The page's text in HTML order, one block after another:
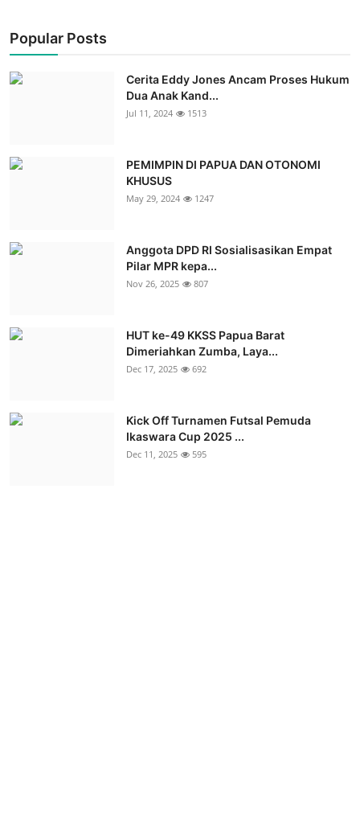
Popular Posts
Cerita Eddy Jones Ancam Proses Hukum
Dua Anak Kand...
Jul 11, 2024 1513
PEMIMPIN DI PAPUA DAN OTONOMI
KHUSUS
May 29, 2024 1247
Anggota DPD RI Sosialisasikan Empat
Pilar MPR kepa...
Nov 26, 2025 807
HUT ke-49 KKSS Papua Barat
Dimeriahkan Zumba, Laya...
Dec 17, 2025 692
Kick Off Turnamen Futsal Pemuda
Ikaswara Cup 2025 ...
Dec 11, 2025 595